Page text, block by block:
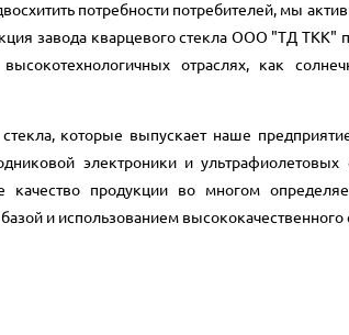
потребности потребителей, мы
завода кварцевого стекла ООО "ТД ТКК"
отраслях, как
которые выпускает наше
электроники и ультрафиолетовых
продукции во многом
и использованием высококачественного